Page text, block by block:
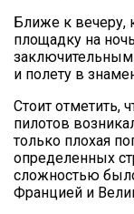
Ближе к вечеру,
площадку на
и полету в
Стоит отметить,
пилотов
только плохая
определенных
сложностью
Францией и